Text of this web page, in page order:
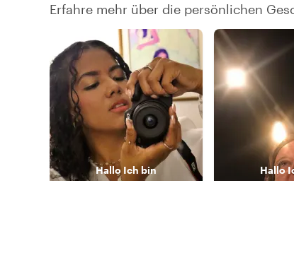
Erfahre mehr über die persönlichen
Hallo Ich bin Hallo